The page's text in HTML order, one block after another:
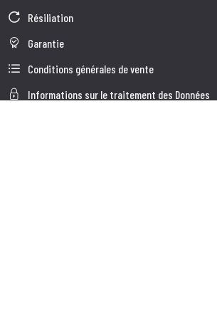
Résiliation
Garantie
Conditions générales de vente
Informations sur le traitement des Données